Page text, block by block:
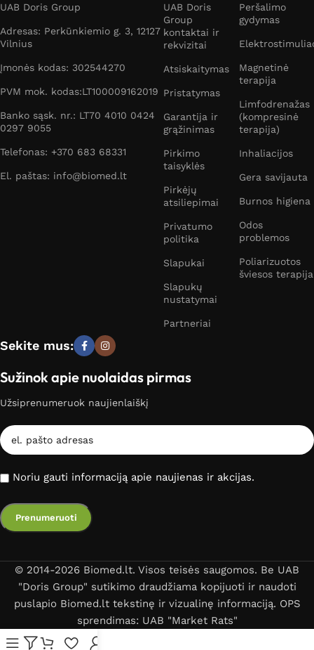
UAB Doris Group
Adresas: Perkūnkiemio g. 3, 12127
Vilnius
Įmonės kodas: 302544270
PVM mok. kodas:LT100009162019
Banko sąsk. nr.: LT70 4010 0424
0297 9055
Telefonas: +370 683 68331
El. paštas: info@biomed.lt
UAB Doris
Group
kontaktai ir
rekvizitai
Atsiskaitymas
Pristatymas
Garantija ir
grąžinimas
Pirkimo
taisyklės
Pirkėjų
atsiliepimai
Privatumo
politika
Slapukai
Slapukų
nustatymai
Partneriai
Peršalimo
gydymas
Magnetinė
terapija
Limfodrenažas
(kompresinė
terapija)
Inhaliacijos
Gera savijauta
Burnos higiena
Odos
problemos
Poliarizuotos
šviesos terapija
Sekite mus:
Sužinok apie nuolaidas pirmas
Užsiprenumeruok naujienlaiškį
Noriu gauti informaciją apie naujienas ir akcijas.
© 2014-2026 Biomed.lt. Visos teisės saugomos. Be UAB
"Doris Group" sutikimo draudžiama kopijuoti ir naudoti
puslapio Biomed.lt tekstinę ir vizualinę informaciją. OPS
sprendimas: UAB "Market Rats"